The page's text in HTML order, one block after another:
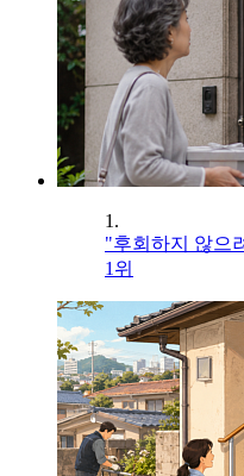
1.
"후회하지 않으
1위